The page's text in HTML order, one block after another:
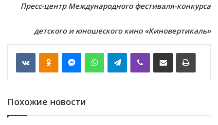
Пресс-центр Международного фестиваля-конкурса
детского и юношеского кино «Киновертикаль»
VKontakte WhatsApp Telegram
Похожие новости